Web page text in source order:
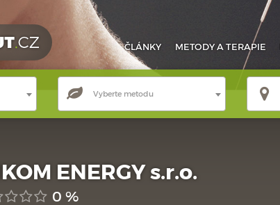
ČLÁNKY METODYA TERAPIE
Vyberte metodu
ENERGY s.r.o.
0 %